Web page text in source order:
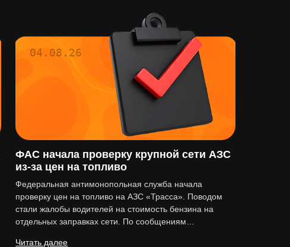
04.08.26
ФАС начала проверку крупной сети АЗС
из-за цен на топливо
Федеральная антимонопольная служба начала
проверку цен на топливо на АЗС «Трасса». Поводом
стали жалобы водителей на стоимость бензина на
отдельных заправках сети. По сообщениям…
Читать далее